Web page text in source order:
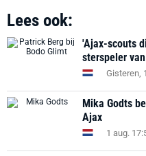
Lees ook:
'Ajax-scouts
sterspeler
Gisteren,
Mika Godts
Ajax
1 aug.